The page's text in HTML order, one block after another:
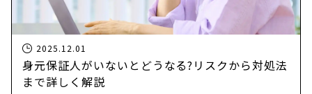
2025.12.01
身元保証人がいないとどうなる?リスクから対処法
まで詳しく解説